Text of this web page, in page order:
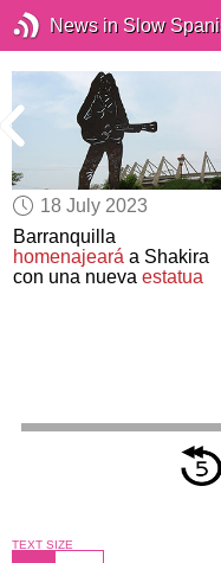
News in Slow
18 July 2023
Barranquilla
homenajeará a Shakira
con una nuevaestatua
TEXT SIZE